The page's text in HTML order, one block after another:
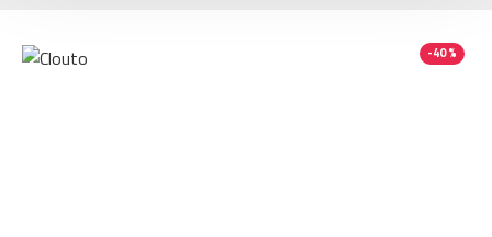
-40 %